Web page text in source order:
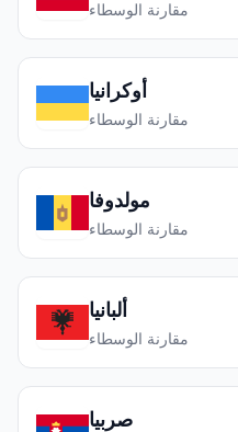
مقارنة الوسطاء
أوكرانيا
مقارنة الوسطاء
مولدوفا
مقارنة الوسطاء
ألبانيا
مقارنة الوسطاء
صربيا